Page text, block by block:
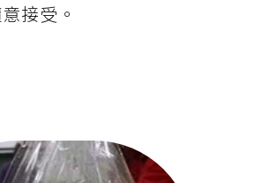
接受。